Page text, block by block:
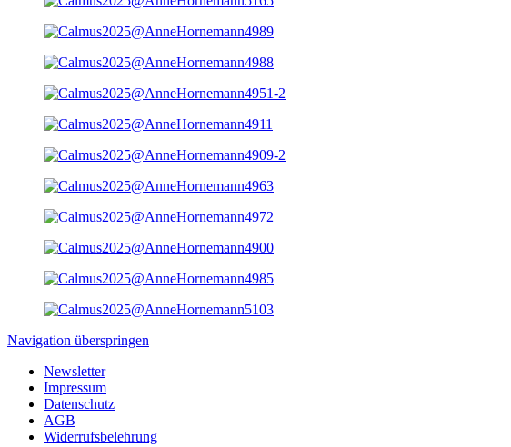
Navigation überspringen
Newsletter
Impressum
Datenschutz
AGB
Widerrufsbelehrung